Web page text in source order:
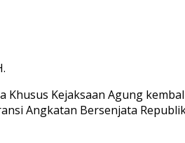
Khusus Kejaksaan Agung
Angkatan Bersenjata